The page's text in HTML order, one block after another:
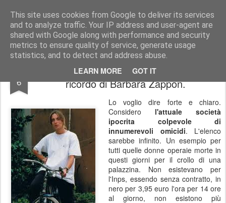
This site uses cookies from Google to deliver its services
and to analyze traffic. Your IP address and user-agent are
shared with Google along with performance and security
metrics to ensure quality of service, generate usage
statistics, and to detect and address abuse.
LEARN MORE GOT IT
In esplorazione oltre lo stagno di rane Blog antifascista in esplorazione che ha scelto la rivoluzione. Solo mettendo in viaggio la propria anima si evita che essa, annoiata, abbandoni il proprio corpo. Il vero nucleo dello spirito vitale di una persona è la passione per l'avventura.
Pages
6
Che schifo questa società assassina. In
ricordo di Barbara Zappon.
Lo voglio dire forte e chiaro.
Considero l'attuale società
ipocrita colpevole di
innumerevoli omicidi. L'elenco
sarebbe infinito. Un esempio per
tutti quelle donne operaie morte in
questi giorni per il crollo di una
palazzina. Non esistevano per
l'Inps, essendo senza contratto, in
nero per 3,95 euro l'ora per 14 ore
al giorno, non esistono più